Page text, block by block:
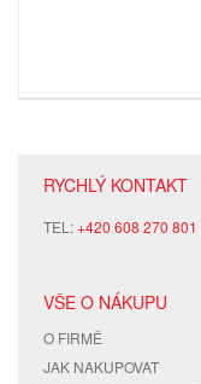
RYCHLÝ KONTAKT
TEL:+420 608 270 801
VŠE O NÁKUPU
O FIRMĚ
JAK NAKUPOVAT